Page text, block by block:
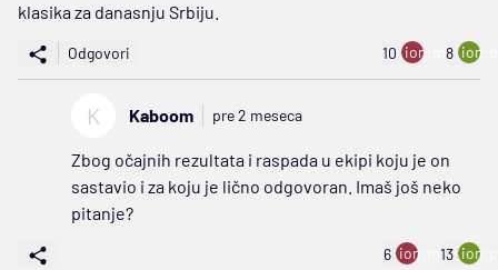
klasika za danasnju Srbiju.
Odgovori 10 ion:minus
8
K Kaboom pre 2 meseca
Zbog očajnih rezultata i raspada u ekipi koju je on
sastavio i za koju je lično odgovoran. Imaš još neko
pitanje?
6 ion:minus
13